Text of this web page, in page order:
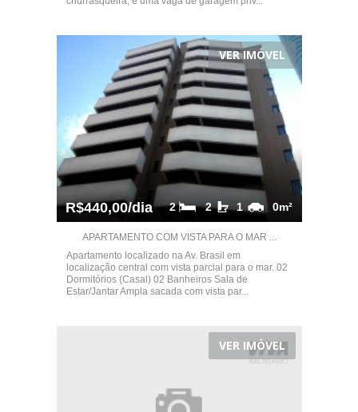
VER IMÓVEL
R$440,00/dia 0m²
1
2
2
APARTAMENTO COM VISTA PARA O MAR ...
Apartamento localizado na Av. Brasil em
localização central com vista parcial para o mar. 02
Dormitórios (Casal) 02 Banheiros Sala de
Estar/Jantar Ampla sacada com vista par...
VER IMÓVEL